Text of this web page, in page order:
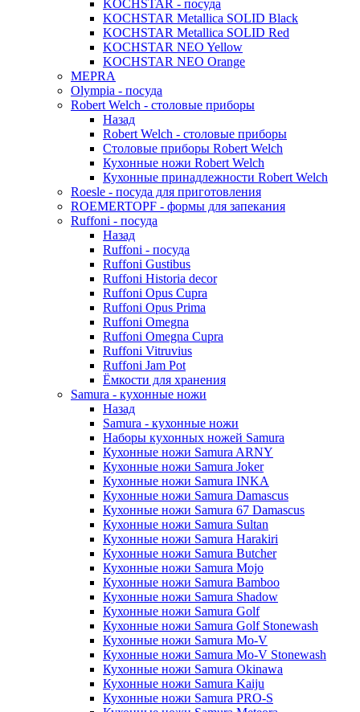
KOCHSTAR - посуда
KOCHSTAR Metallica SOLID Black
KOCHSTAR Metallica SOLID Red
KOCHSTAR NEO Yellow
KOCHSTAR NEO Orange
MEPRA
Olympia - посуда
Robert Welch - столовые приборы
Назад
Robert Welch - столовые приборы
Столовые приборы Robert Welch
Кухонные ножи Robert Welch
Кухонные принадлежности Robert Welch
Roesle - посуда для приготовления
ROEMERTOPF - формы для запекания
Ruffoni - посуда
Назад
Ruffoni - посуда
Ruffoni Gustibus
Ruffoni Historia decor
Ruffoni Opus Cupra
Ruffoni Opus Prima
Ruffoni Omegna
Ruffoni Omegna Cupra
Ruffoni Vitruvius
Ruffoni Jam Pot
Ёмкости для хранения
Samura - кухонные ножи
Назад
Samura - кухонные ножи
Наборы кухонных ножей Samura
Кухонные ножи Samura ARNY
Кухонные ножи Samura Joker
Кухонные ножи Samura INKA
Кухонные ножи Samura Damascus
Кухонные ножи Samura 67 Damascus
Кухонные ножи Samura Sultan
Кухонные ножи Samura Harakiri
Кухонные ножи Samura Butcher
Кухонные ножи Samura Mojo
Кухонные ножи Samura Bamboo
Кухонные ножи Samura Shadow
Кухонные ножи Samura Golf
Кухонные ножи Samura Golf Stonewash
Кухонные ножи Samura Mo-V
Кухонные ножи Samura Mo-V Stonewash
Кухонные ножи Samura Okinawa
Кухонные ножи Samura Kaiju
Кухонные ножи Samura PRO-S